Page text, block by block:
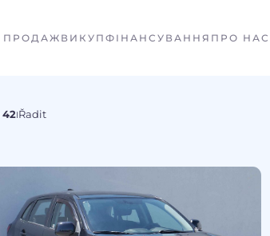
ПРОДАЖ ВИКУП ФІНАНСУВАННЯ ПРО НАС
42IŘadit